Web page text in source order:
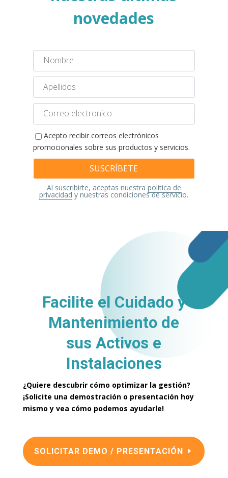
novedades
Nombre
Apellidos
Correo
Acepto recibir correos electrónicos
promocionales sobre sus productos y servicios.
Al suscribirte, aceptas nuestra política de
privacidad y nuestras condiciones de servicio.
Facilite el Cuidado y
Mantenimiento de
sus Activos e
Instalaciones
¿Quiere descubrir cómo optimizar la gestión?
¡Solicite una demostración o presentación hoy
mismo y vea cómo podemos ayudarle!
SOLICITAR DEMO / PRESENTACIÓN